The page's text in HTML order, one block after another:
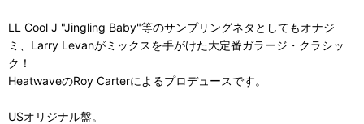
LL Cool J "Jingling Baby"等のサンプリングネタとしてもオナジ
ミ、Larry Levanがミックスを手がけた大定番ガラージ・クラシッ
ク！
HeatwaveのRoy Carterによるプロデュースです。
USオリジナル盤。